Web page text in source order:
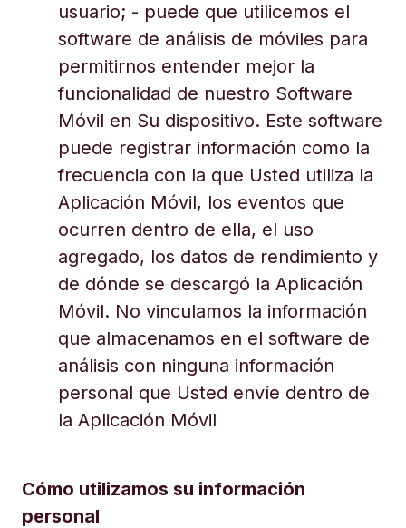
usuario; - puede que utilicemos el
software de análisis de móviles para
permitirnos entender mejor la
funcionalidad de nuestro Software
Móvil en Su dispositivo. Este software
puede registrar información como la
frecuencia con la que Usted utiliza la
Aplicación Móvil, los eventos que
ocurren dentro de ella, el uso
agregado, los datos de rendimiento y
de dónde se descargó la Aplicación
Móvil. No vinculamos la información
que almacenamos en el software de
análisis con ninguna información
personal que Usted envíe dentro de
la Aplicación Móvil
Cómo utilizamos su información
personal